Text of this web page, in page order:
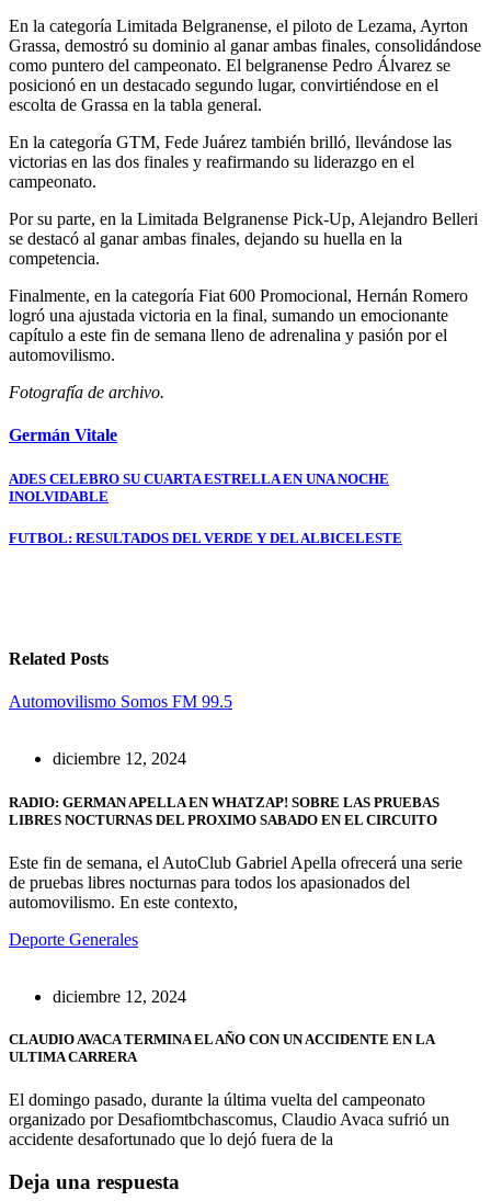
En la categoría Limitada Belgranense, el piloto de Lezama, Ayrton
Grassa, demostró su dominio al ganar ambas finales, consolidándose
como puntero del campeonato. El belgranense Pedro Álvarez se
posicionó en un destacado segundo lugar, convirtiéndose en el
escolta de Grassa en la tabla general.
En la categoría GTM, Fede Juárez también brilló, llevándose las
victorias en las dos finales y reafirmando su liderazgo en el
campeonato.
Por su parte, en la Limitada Belgranense Pick-Up, Alejandro Belleri
se destacó al ganar ambas finales, dejando su huella en la
competencia.
Finalmente, en la categoría Fiat 600 Promocional, Hernán Romero
logró una ajustada victoria en la final, sumando un emocionante
capítulo a este fin de semana lleno de adrenalina y pasión por el
automovilismo.
Fotografía de archivo.
Germán Vitale
Navegación
de
entradas
ADES CELEBRO SU CUARTA ESTRELLA EN UNA NOCHE
INOLVIDABLE
FUTBOL: RESULTADOS DEL VERDE Y DEL ALBICELESTE
Related Posts
Automovilismo Somos FM 99.5
diciembre 12, 2024
RADIO: GERMAN APELLA EN WHATZAP! SOBRE LAS PRUEBAS
LIBRES NOCTURNAS DEL PROXIMO SABADO EN EL CIRCUITO
Este fin de semana, el AutoClub Gabriel Apella ofrecerá una serie
de pruebas libres nocturnas para todos los apasionados del
automovilismo. En este contexto,
Deporte Generales
diciembre 12, 2024
CLAUDIO AVACA TERMINA EL AÑO CON UN ACCIDENTE EN LA
ULTIMA CARRERA
El domingo pasado, durante la última vuelta del campeonato
organizado por Desafiomtbchascomus, Claudio Avaca sufrió un
accidente desafortunado que lo dejó fuera de la
Deja una respuesta